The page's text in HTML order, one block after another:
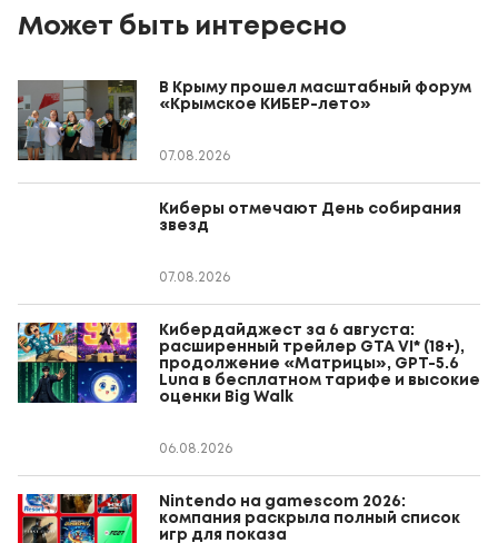
Может быть интересно
В Крыму прошел масштабный форум
«Крымское КИБЕР-лето»
07.08.2026
Киберы отмечают День собирания
звезд
07.08.2026
Кибердайджест за 6 августа:
расширенный трейлер GTA VI* (18+),
продолжение «Матрицы», GPT-5.6
Luna в бесплатном тарифе и высокие
оценки Big Walk
06.08.2026
Nintendo на gamescom 2026:
компания раскрыла полный список
игр для показа